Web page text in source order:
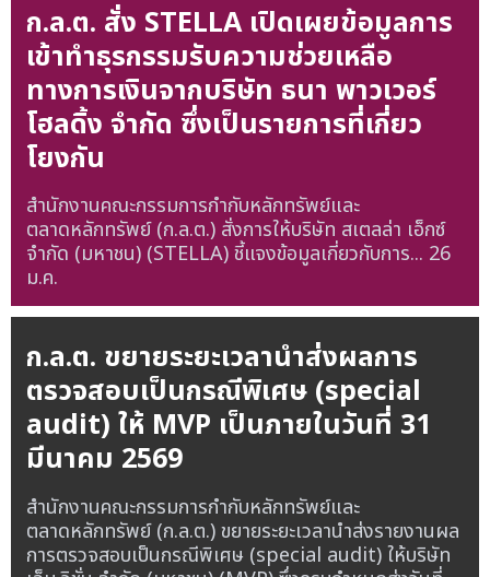
ก.ล.ต. สั่ง STELLA เปิดเผยข้อมูลการ
เข้าทำธุรกรรมรับความช่วยเหลือ
ทางการเงินจากบริษัท ธนา พาวเวอร์
โฮลดิ้ง จำกัด ซึ่งเป็นรายการที่เกี่ยว
โยงกัน
สำนักงานคณะกรรมการกำกับหลักทรัพย์และ
ตลาดหลักทรัพย์ (ก.ล.ต.) สั่งการให้บริษัท สเตลล่า เอ็กซ์
จำกัด (มหาชน) (STELLA) ชี้แจงข้อมูลเกี่ยวกับการ... 26
ม.ค.
ก.ล.ต. ขยายระยะเวลานำส่งผลการ
ตรวจสอบเป็นกรณีพิเศษ (special
audit) ให้ MVP เป็นภายในวันที่ 31
มีนาคม 2569
สำนักงานคณะกรรมการกำกับหลักทรัพย์และ
ตลาดหลักทรัพย์ (ก.ล.ต.) ขยายระยะเวลานำส่งรายงานผล
การตรวจสอบเป็นกรณีพิเศษ (special audit) ให้บริษัท